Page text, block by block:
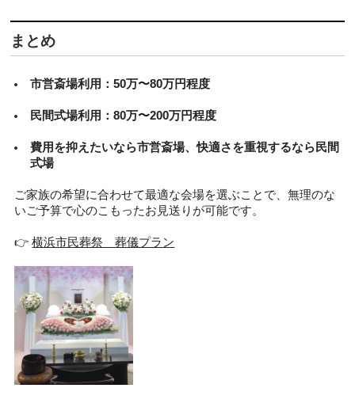
まとめ
市営斎場利用：50万〜80万円程度
民間式場利用：80万〜200万円程度
費用を抑えたいなら市営斎場、快適さを重視するなら民間
式場
ご家族の希望に合わせて最適な会場を選ぶことで、無理のな
いご予算で心のこもったお見送りが可能です。
👉横浜市民葬祭 葬儀プラン